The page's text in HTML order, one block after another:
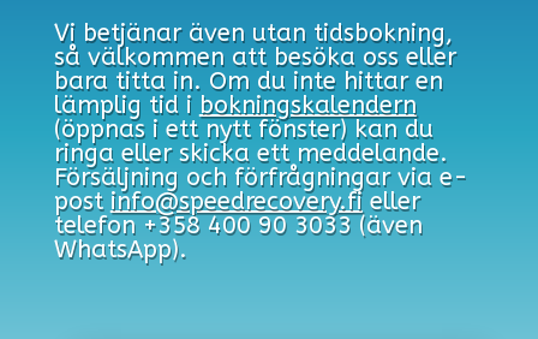
Vi betjänar även utan tidsbokning,
så välkommen att besöka oss eller
bara titta in. Om du inte hittar en
lämplig tid i bokningskalendern
(öppnas i ett nytt fönster) kan du
ringa eller skicka ett meddelande.
Försäljning och förfrågningar via e-
post info@speedrecovery.fieller
telefon +358 400 90 3033 (även
WhatsApp).